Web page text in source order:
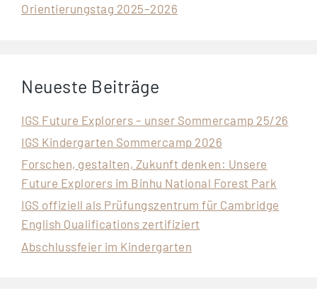
Orientierungstag 2025–2026
Neueste Beiträge
IGS Future Explorers – unser Sommercamp 25/26
IGS Kindergarten Sommercamp 2026
Forschen, gestalten, Zukunft denken: Unsere
Future Explorers im Binhu National Forest Park
IGS offiziell als Prüfungszentrum für Cambridge
English Qualifications zertifiziert
Abschlussfeier im Kindergarten